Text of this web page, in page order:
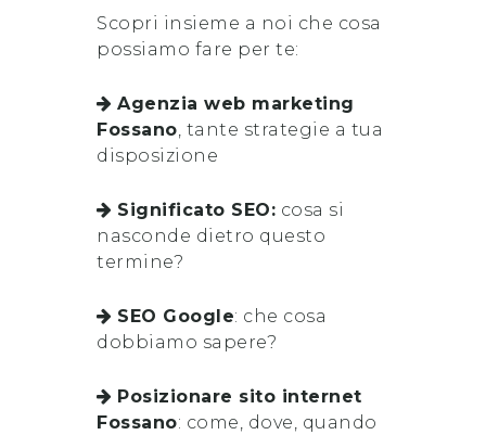
Scopri insieme a noi che cosa
possiamo fare per te:
Agenzia web marketing
Fossano, tante strategie a tua
disposizione
Significato SEO: cosa si
nasconde dietro questo
termine?
SEO Google: che cosa
dobbiamo sapere?
Posizionare sito internet
Fossano: come, dove, quando